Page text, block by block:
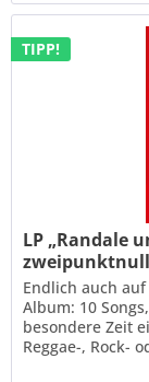
TIPP!
LP „Randale
Endlich auch
Album: 10
besondere Zeit
Reggae-, Rock-